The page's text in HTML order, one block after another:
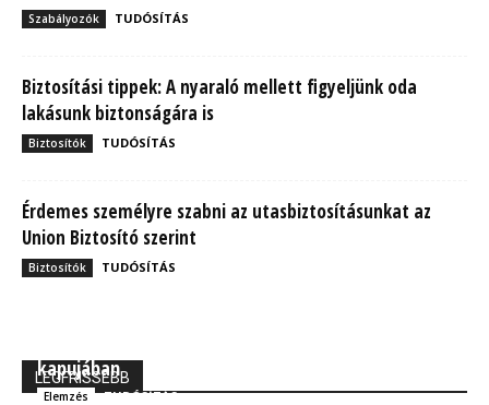
Szabályozók TUDÓSÍTÁS
Biztosítási tippek: A nyaraló mellett figyeljünk oda
lakásunk biztonságára is
Biztosítók TUDÓSÍTÁS
Érdemes személyre szabni az utasbiztosításunkat az
Union Biztosító szerint
Biztosítók TUDÓSÍTÁS
LEGFRISSEBB
kapujában
Elemzés TUDÓSÍTÁS